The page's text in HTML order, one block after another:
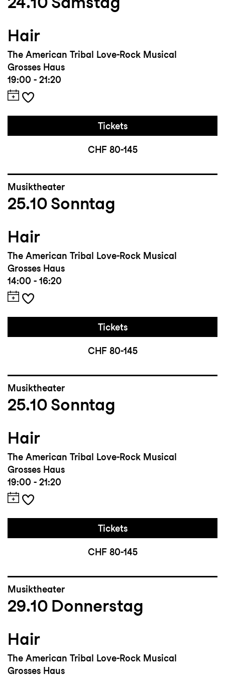
nationalen Oper Teatr Wielki-Opera
Narodowa in Auftrag gegeben und
präsentiert.
Hair
The American Tribal Love-Rock Musical
Grosses Haus
19:00 - 21:20
Tickets
CHF 80-145
Musiktheater
25.10 Sonntag
Hair
The American Tribal Love-Rock Musical
Grosses Haus
14:00 - 16:20
Tickets
CHF 80-145
Musiktheater
25.10 Sonntag
Hair
The American Tribal Love-Rock Musical
Grosses Haus
19:00 - 21:20
Tickets
CHF 80-145
Musiktheater
29.10 Donnerstag
Hair
The American Tribal Love-Rock Musical
Grosses Haus